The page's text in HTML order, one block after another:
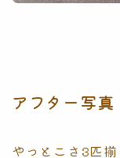
アフター写真
やっとこさ3匹